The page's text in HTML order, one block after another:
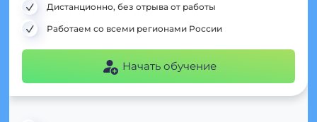
Дистанционно, без отрыва от работы
Работаем со всеми регионами России
Начать обучение